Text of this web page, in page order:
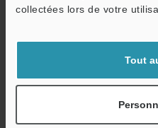
collectées lors de votre
Tout
seront jamais partagées.
Réservé aux membres